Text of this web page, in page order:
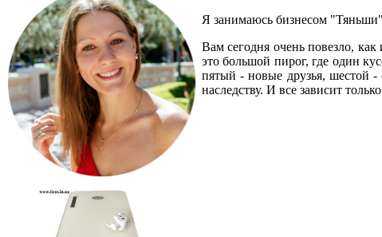
Я занимаюсь бизнесом
Вам сегодня очень повезло,
это большой пирог, где один
пятый - новые друзья, шестой
наследству. И все зависит